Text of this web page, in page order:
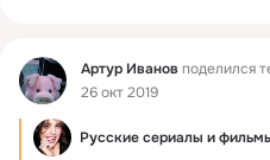
Фид Артур Иванов поделился
26 окт 2019
Русские сериалы и